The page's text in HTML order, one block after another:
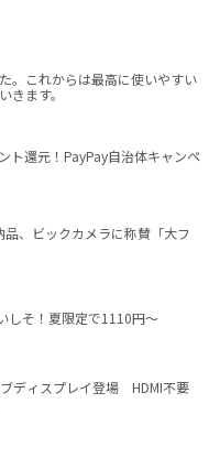
。これからは最高に使いやすい
きます。
ト還元！PayPay自治体キャンペ
、ビックカメラに称賛「大フ
しそ！夏限定で1110円～
ディスプレイ登場 HDMI不要